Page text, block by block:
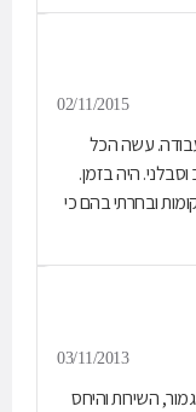
02/11/2015
עשה הכל
היה בזמן.
ובחרתי בהם כי
03/11/2013
השירות והיחס